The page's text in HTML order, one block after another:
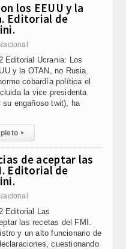
los EEUU y la
Editorial de
Editorial Ucrania: Los
y la OTAN, no Rusia.
cobardía política el
la vice presidenta
su engañoso twit), ha
▸
de aceptar las
Editorial de
Editorial Las
las recetas del FMI.
y un alto funcionario de
cuestionando